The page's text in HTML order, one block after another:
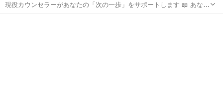
現役カウンセラーがあなたの「次の一歩」をサポートします 📖 あなた
は今、こんなことで悩んでいませんか？ □クライアントの満足度が気